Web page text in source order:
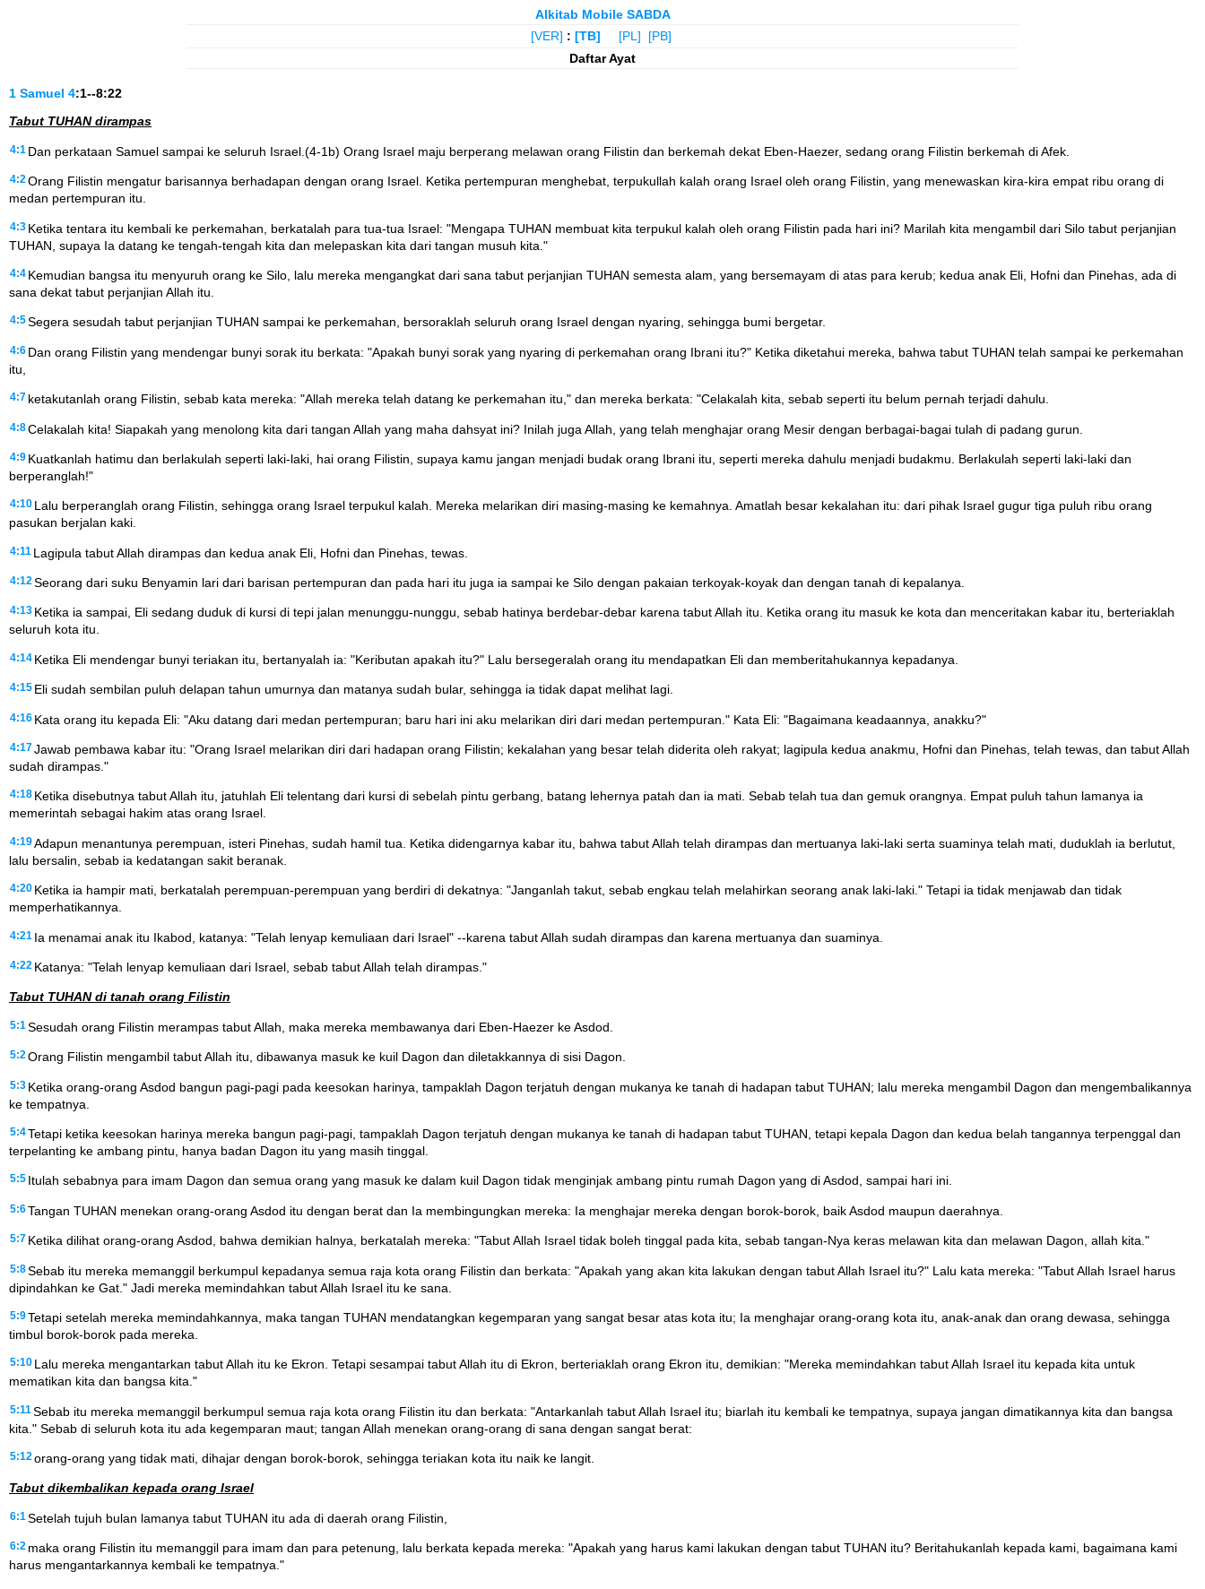
Alkitab Mobile SABDA
[VER] : [TB] [PL]
[PB]
Daftar Ayat
1 Samuel 4:1--8:22
Tabut TUHAN dirampas
4:1 Dan perkataan Samuel sampai ke seluruh Israel.(4-1b) Orang Israel maju berperang melawan orang Filistin dan berkemah dekat Eben-Haezer, sedang orang Filistin berkemah di Afek.
4:2 Orang Filistin mengatur barisannya berhadapan dengan orang Israel. Ketika pertempuran menghebat, terpukullah kalah orang Israel oleh orang Filistin, yang menewaskan kira-kira empat ribu orang di
medan pertempuran itu.
4:3 Ketika tentara itu kembali ke perkemahan, berkatalah para tua-tua Israel: "Mengapa TUHAN membuat kita terpukul kalah oleh orang Filistin pada hari ini? Marilah kita mengambil dari Silo tabut perjanjian
TUHAN, supaya Ia datang ke tengah-tengah kita dan melepaskan kita dari tangan musuh kita."
4:4 Kemudian bangsa itu menyuruh orang ke Silo, lalu mereka mengangkat dari sana tabut perjanjian TUHAN semesta alam, yang bersemayam di atas para kerub; kedua anak Eli, Hofni dan Pinehas, ada di
sana dekat tabut perjanjian Allah itu.
4:5Segera sesudah tabut perjanjian TUHAN sampai ke perkemahan, bersoraklah seluruh orang Israel dengan nyaring, sehingga bumi bergetar.
4:6 Dan orang Filistin yang mendengar bunyi sorak itu berkata: "Apakah bunyi sorak yang nyaring di perkemahan orang Ibrani itu?" Ketika diketahui mereka, bahwa tabut TUHAN telah sampai ke perkemahan
itu,
4:7 ketakutanlah orang Filistin, sebab kata mereka: "Allah mereka telah datang ke perkemahan itu," dan mereka berkata: "Celakalah kita, sebab seperti itu belum pernah terjadi dahulu.
4:8Celakalah kita! Siapakah yang menolong kita dari tangan Allah yang maha dahsyat ini? Inilah juga Allah, yang telah menghajar orang Mesir dengan berbagai-bagai tulah di padang gurun.
4:9 Kuatkanlah hatimu dan berlakulah seperti laki-laki, hai orang Filistin, supaya kamu jangan menjadi budak orang Ibrani itu, seperti mereka dahulu menjadi budakmu. Berlakulah seperti laki-laki dan
berperanglah!"
4:10 Lalu berperanglah orang Filistin, sehingga orang Israel terpukul kalah. Mereka melarikan diri masing-masing ke kemahnya. Amatlah besar kekalahan itu: dari pihak Israel gugur tiga puluh ribu orang
pasukan berjalan kaki.
4:11 Lagipula tabut Allah dirampas dan kedua anak Eli, Hofni dan Pinehas, tewas.
4:12 Seorang dari suku Benyamin lari dari barisan pertempuran dan pada hari itu juga ia sampai ke Silo dengan pakaian terkoyak-koyak dan dengan tanah di kepalanya.
4:13 Ketika ia sampai, Eli sedang duduk di kursi di tepi jalan menunggu-nunggu, sebab hatinya berdebar-debar karena tabut Allah itu. Ketika orang itu masuk ke kota dan menceritakan kabar itu, berteriaklah
seluruh kota itu.
4:14 Ketika Eli mendengar bunyi teriakan itu, bertanyalah ia: "Keributan apakah itu?" Lalu bersegeralah orang itu mendapatkan Eli dan memberitahukannya kepadanya.
4:15 Eli sudah sembilan puluh delapan tahun umurnya dan matanya sudah bular, sehingga ia tidak dapat melihat lagi.
4:16 Kata orang itu kepada Eli: "Aku datang dari medan pertempuran; baru hari ini aku melarikan diri dari medan pertempuran." Kata Eli: "Bagaimana keadaannya, anakku?"
4:17Jawab pembawa kabar itu: "Orang Israel melarikan diri dari hadapan orang Filistin; kekalahan yang besar telah diderita oleh rakyat; lagipula kedua anakmu, Hofni dan Pinehas, telah tewas, dan tabut Allah
sudah dirampas."
4:18 Ketika disebutnya tabut Allah itu, jatuhlah Eli telentang dari kursi di sebelah pintu gerbang, batang lehernya patah dan ia mati. Sebab telah tua dan gemuk orangnya. Empat puluh tahun lamanya ia
memerintah sebagai hakim atas orang Israel.
4:19Adapun menantunya perempuan, isteri Pinehas, sudah hamil tua. Ketika didengarnya kabar itu, bahwa tabut Allah telah dirampas dan mertuanya laki-laki serta suaminya telah mati, duduklah ia berlutut,
lalu bersalin, sebab ia kedatangan sakit beranak.
4:20 Ketika ia hampir mati, berkatalah perempuan-perempuan yang berdiri di dekatnya: "Janganlah takut, sebab engkau telah melahirkan seorang anak laki-laki." Tetapi ia tidak menjawab dan tidak
memperhatikannya.
4:21 Ia menamai anak itu Ikabod, katanya: "Telah lenyap kemuliaan dari Israel" --karena tabut Allah sudah dirampas dan karena mertuanya dan suaminya.
4:22 Katanya: "Telah lenyap kemuliaan dari Israel, sebab tabut Allah telah dirampas."
Tabut TUHAN di tanah orang Filistin
5:1 Sesudah orang Filistin merampas tabut Allah, maka mereka membawanya dari Eben-Haezer ke Asdod.
5:2 Orang Filistin mengambil tabut Allah itu, dibawanya masuk ke kuil Dagon dan diletakkannya di sisi Dagon.
5:3 Ketika orang-orang Asdod bangun pagi-pagi pada keesokan harinya, tampaklah Dagon terjatuh dengan mukanya ke tanah di hadapan tabut TUHAN; lalu mereka mengambil Dagon dan mengembalikannya
ke tempatnya.
5:4Tetapi ketika keesokan harinya mereka bangun pagi-pagi, tampaklah Dagon terjatuh dengan mukanya ke tanah di hadapan tabut TUHAN, tetapi kepala Dagon dan kedua belah tangannya terpenggal dan
terpelanting ke ambang pintu, hanya badan Dagon itu yang masih tinggal.
5:5 Itulah sebabnya para imam Dagon dan semua orang yang masuk ke dalam kuil Dagon tidak menginjak ambang pintu rumah Dagon yang di Asdod, sampai hari ini.
5:6Tangan TUHAN menekan orang-orang Asdod itu dengan berat dan Ia membingungkan mereka: Ia menghajar mereka dengan borok-borok, baik Asdod maupun daerahnya.
5:7 Ketika dilihat orang-orang Asdod, bahwa demikian halnya, berkatalah mereka: "Tabut Allah Israel tidak boleh tinggal pada kita, sebab tangan-Nya keras melawan kita dan melawan Dagon, allah kita."
5:8Sebab itu mereka memanggil berkumpul kepadanya semua raja kota orang Filistin dan berkata: "Apakah yang akan kita lakukan dengan tabut Allah Israel itu?" Lalu kata mereka: "Tabut Allah Israel harus
dipindahkan ke Gat." Jadi mereka memindahkan tabut Allah Israel itu ke sana.
5:9Tetapi setelah mereka memindahkannya, maka tangan TUHAN mendatangkan kegemparan yang sangat besar atas kota itu; Ia menghajar orang-orang kota itu, anak-anak dan orang dewasa, sehingga
timbul borok-borok pada mereka.
5:10 Lalu mereka mengantarkan tabut Allah itu ke Ekron. Tetapi sesampai tabut Allah itu di Ekron, berteriaklah orang Ekron itu, demikian: "Mereka memindahkan tabut Allah Israel itu kepada kita untuk
mematikan kita dan bangsa kita."
5:11 Sebab itu mereka memanggil berkumpul semua raja kota orang Filistin itu dan berkata: "Antarkanlah tabut Allah Israel itu; biarlah itu kembali ke tempatnya, supaya jangan dimatikannya kita dan bangsa
kita." Sebab di seluruh kota itu ada kegemparan maut; tangan Allah menekan orang-orang di sana dengan sangat berat:
5:12 orang-orang yang tidak mati, dihajar dengan borok-borok, sehingga teriakan kota itu naik ke langit.
Tabut dikembalikan kepada orang Israel
6:1 Setelah tujuh bulan lamanya tabut TUHAN itu ada di daerah orang Filistin,
6:2 maka orang Filistin itu memanggil para imam dan para petenung, lalu berkata kepada mereka: "Apakah yang harus kami lakukan dengan tabut TUHAN itu? Beritahukanlah kepada kami, bagaimana kami
harus mengantarkannya kembali ke tempatnya."